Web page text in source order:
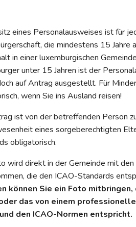
eines Personalausweises ist für
die mindestens 15 Jahre
in einer luxemburgischen
unter 15 Jahren ist der
auf Antrag ausgestellt. Für
wenn Sie ins Ausland reisen!
ist von der betreffenden Person
eines sorgeberechtigten
obligatorisch.
wird direkt in der Gemeinde mit
die den ICAO-Standards
können Sie ein Foto
das von einem
den ICAO-Normen entspricht.